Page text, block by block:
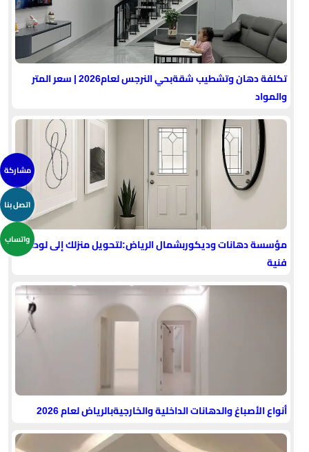
تكلفة دهان وتشطيب شقةبحي النرجس لعام2026 | سعر المتر
والمواد
مؤسسة دهانات وديكوربشمال الرياض:لتحويل منزلك إلى لوحة
فنية
أنواع الأصباغ والدهانات الداخلية والخارجيةبالرياض لعام 2026
مشاركة
اتصل بنا
واتساب